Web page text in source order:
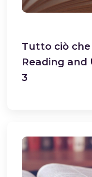
Tutto ciò che
Reading and
3